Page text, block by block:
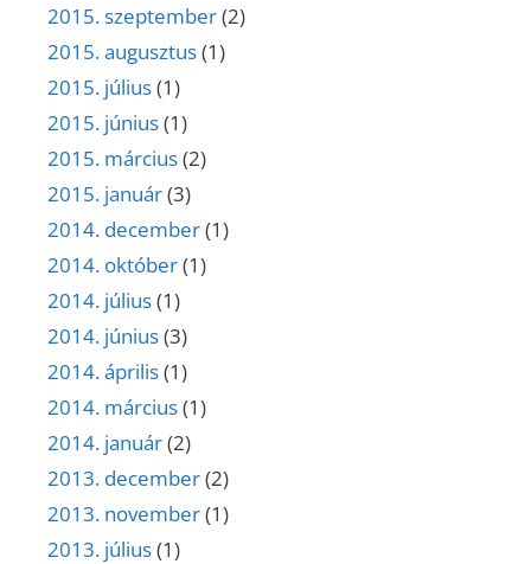
2015. szeptember(2)
2015. augusztus(1)
2015. július(1)
2015. június(1)
2015. március(2)
2015. január(3)
2014. december(1)
2014. október(1)
2014. július(1)
2014. június(3)
2014. április(1)
2014. március(1)
2014. január(2)
2013. december(2)
2013. november(1)
2013. július(1)